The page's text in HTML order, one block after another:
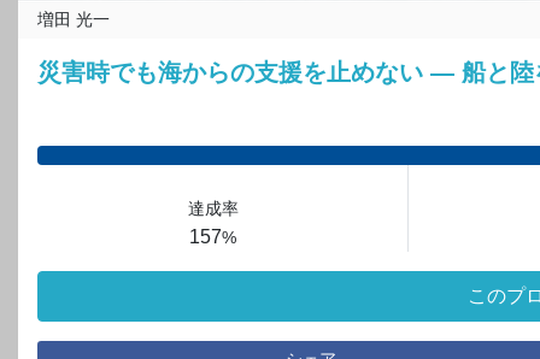
増田 光一
災害時でも海からの支援を止めない ― 船と
達成率
157%
このプ